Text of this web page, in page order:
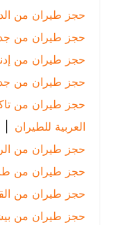
حجز طيران من الدمام
حجز طيران من جدة
حجز طيران من إدنبرة
حجز طيران من جدة إلى
حجز طيران من
العربية للطيران | اير
حجز طيران من الرياض
حجز طيران من
حجز طيران من القاهرة
حجز طيران من بيشكيك